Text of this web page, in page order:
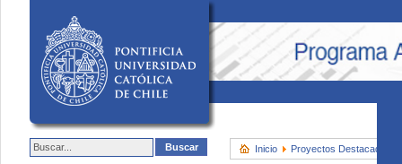
Inicio Proyectos Destacados